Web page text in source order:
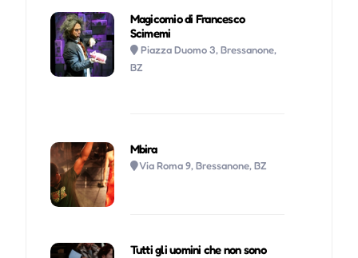
Magicomio di Francesco
Scimemi
Piazza Duomo 3, Bressanone,
BZ
Mbira
Via Roma 9, Bressanone, BZ
Tutti gli uomini che non sono